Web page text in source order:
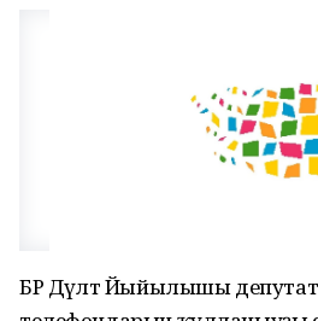
БР Дәүләт Йыйылышы